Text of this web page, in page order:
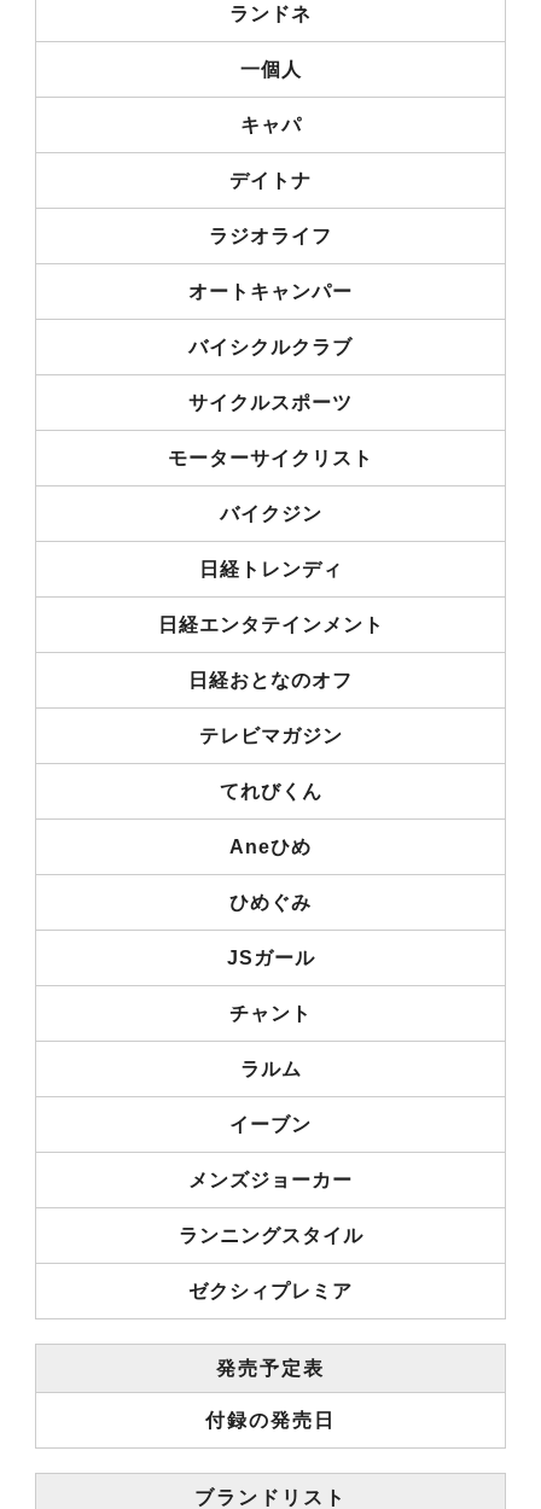
ランドネ
一個人
キャパ
デイトナ
ラジオライフ
オートキャンパー
バイシクルクラブ
サイクルスポーツ
モーターサイクリスト
バイクジン
日経トレンディ
日経エンタテインメント
日経おとなのオフ
テレビマガジン
てれびくん
Aneひめ
ひめぐみ
JSガール
チャント
ラルム
イーブン
メンズジョーカー
ランニングスタイル
ゼクシィプレミア
発売予定表
付録の発売日
ブランドリスト